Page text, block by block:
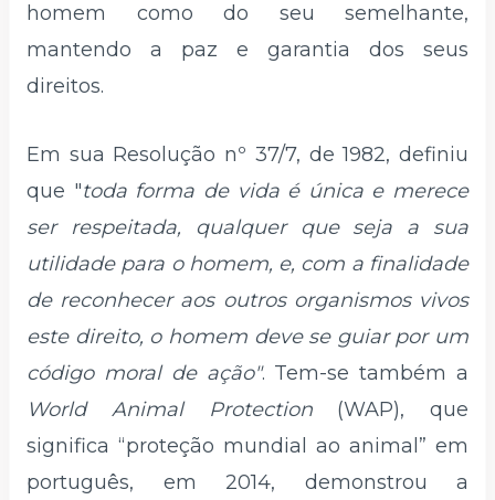
homem como do seu semelhante,
mantendo a paz e garantia dos seus
direitos.
Em sua Resolução nº 37/7, de 1982, definiu
que "toda forma de vida é única e merece
ser respeitada, qualquer que seja a sua
utilidade para o homem, e, com a finalidade
de reconhecer aos outros organismos vivos
este direito, o homem deve se guiar por um
código moral de ação". Tem-se também a
World Animal Protection(WAP), que
significa “proteção mundial ao animal” em
português, em 2014, demonstrou a